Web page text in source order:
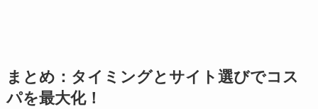
まとめ：タイミングとサイト選びでコス
パを最大化！